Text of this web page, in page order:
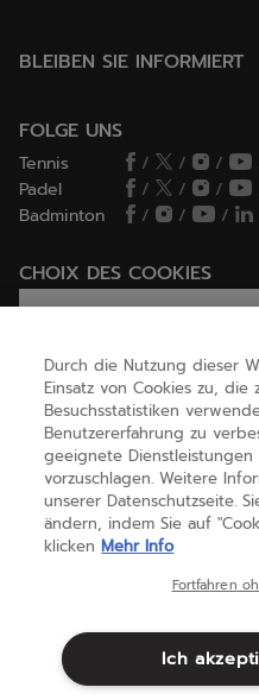
BLEIBEN SIE INFORMIERT
FOLGE UNS
Tennis / / /
Padel
/ / /
Badminton
/ / /
CHOIX DES COOKIES
Ich lege Cookies fest / lehne
HILFE
ÜBER UNS
(deutsch)
Durch die Nutzung dieser
Einsatz von Cookies zu, die
Besuchsstatistiken
Benutzererfahrung zu
geeignete
vorzuschlagen. Weitere
unserer Datenschutzseite.
ändern, indem Sie auf
klicken Mehr Info
Fortfahren
Ich